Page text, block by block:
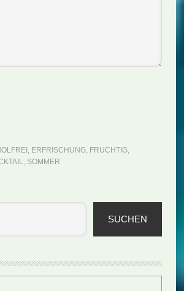
, ERFRISCHUNG, FRUCHTIG,
, SOMMER
SUCHEN